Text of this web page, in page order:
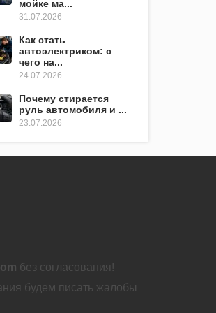
мойке ма...
31.07.2026
Как стать
автоэлектриком: с
чего на...
24.07.2026
Почему стирается
руль автомобиля и ...
23.07.2026
без согласования!
будем писать жалобы